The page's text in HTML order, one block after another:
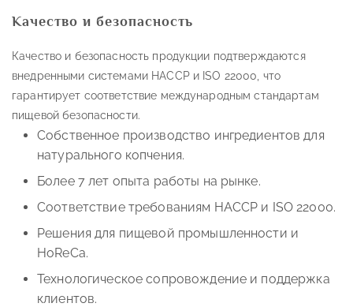
Качество и безопасность
Качество и безопасность продукции подтверждаются
внедренными системами HACCP и ISO 22000, что
гарантирует соответствие международным стандартам
пищевой безопасности.
Собственное производство ингредиентов для
натурального копчения.
Более 7 лет опыта работы на рынке.
Соответствие требованиям HACCP и ISO 22000.
Решения для пищевой промышленности и
HoReCa.
Технологическое сопровождение и поддержка
клиентов.